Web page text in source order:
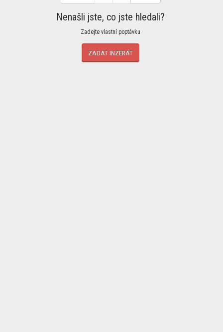
Nenašli jste, co jste hledali?
Zadejte vlastní poptávku
ZADAT INZERÁT